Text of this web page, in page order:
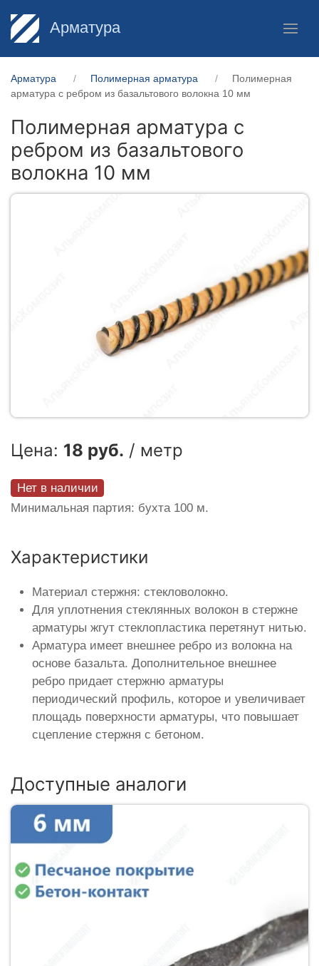
Арматура
Арматура Полимерная арматура
Полимерная
арматура c ребром из базальтового волокна 10 мм
Полимерная арматура c
ребром из базальтового
волокна 10 мм
Цена: 18 руб. / метр
Нет в наличии
Минимальная партия: бухта 100 м.
Характеристики
Материал стержня: стекловолокно.
Для уплотнения стеклянных волокон в стержне
арматуры жгут стеклопластика перетянут нитью.
Арматура имеет внешнее ребро из волокна на
основе базальта. Дополнительное внешнее
ребро придает стержню арматуры
периодический профиль, которое и увеличивает
площадь поверхности арматуры, что повышает
сцепление стержня с бетоном.
Доступные аналоги